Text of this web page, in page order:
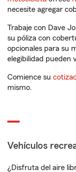
necesite agregar
Trabaje con Dave
su póliza con
opcionales para su
elegibilidad pueden
Comience su
mismo.
Vehículos
¿Disfruta del aire